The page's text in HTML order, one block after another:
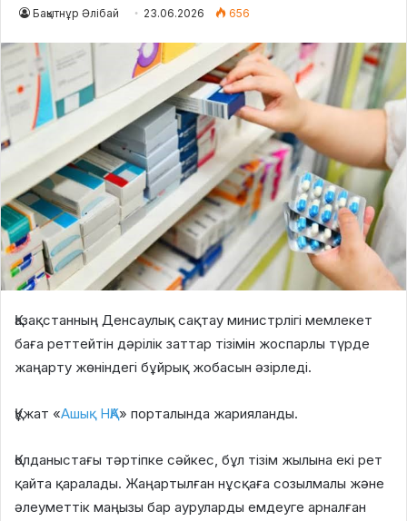
Бақытнұр Әлібай 23.06.2026 656
Қазақстанның Денсаулық сақтау министрлігі мемлекет
баға реттейтін дәрілік заттар тізімін жоспарлы түрде
жаңарту жөніндегі бұйрық жобасын әзірледі.
Құжат «Ашық НҚА» порталында жарияланды.
Қолданыстағы тәртіпке сәйкес, бұл тізім жылына екі рет
қайта қаралады. Жаңартылған нұсқаға созылмалы және
әлеуметтік маңызы бар ауруларды емдеуге арналған